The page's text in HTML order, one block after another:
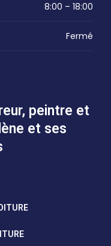
8:00 – 18:00
Fermé
peintre et
et ses